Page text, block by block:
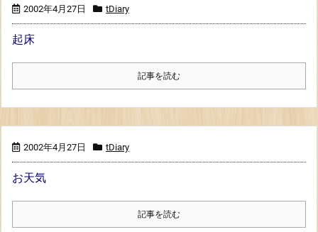
2002年4月27日 tDiary
起床
記事を読む
2002年4月27日 tDiary
お天気
記事を読む